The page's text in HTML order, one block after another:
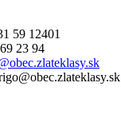
59 12401
23 94